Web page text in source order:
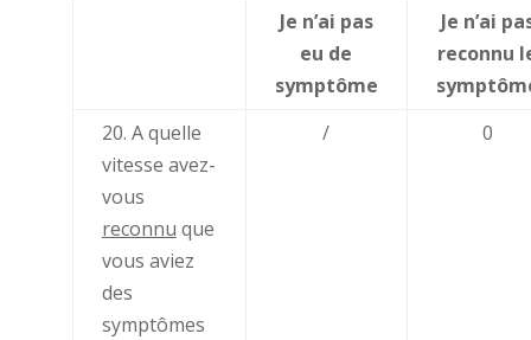
Je n’ai pas
eu de
symptôme
Je n’ai
reconnu
20. A quelle
vitesse avez-
vous
reconnu que
vous aviez
des
symptômes
/ 0